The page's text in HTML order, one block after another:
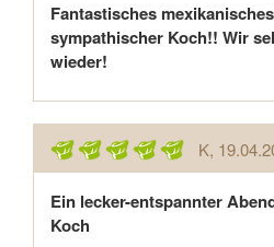
Fantastisches
sympathischer Koch!! Wir
wieder!
K,
Ein lecker-entspannter
Koch